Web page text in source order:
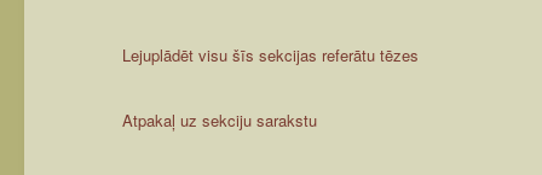
Lejuplādēt visu šīs sekcijas referātu tēzes
Atpakaļ uz sekciju sarakstu